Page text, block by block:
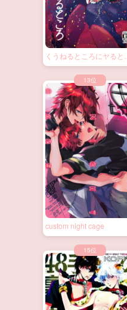
くうねるところにヤるとこ
ろ
custom night cage